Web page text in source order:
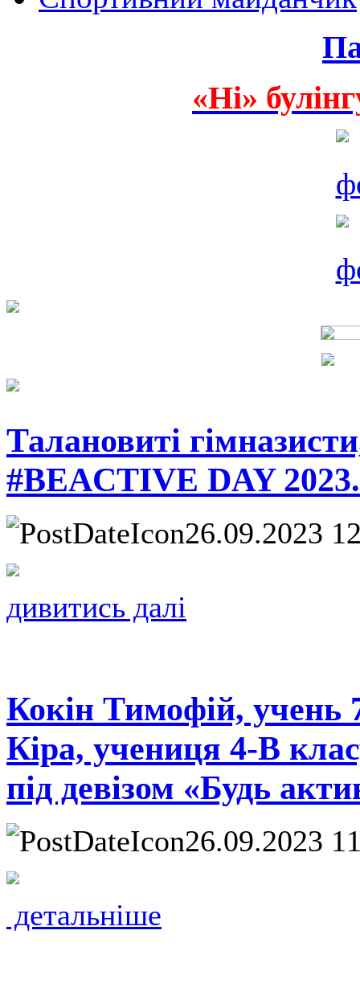
«Ні»
Талановиті
#BEACTIVE DAY 2023.
26.09.2023
дивитись далі
Кокін Тимофій, учень
Кіра, учениця 4-В
під девізом «Будь
26.09.2023
детальніше